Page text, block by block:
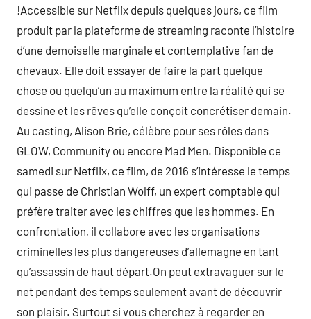
!Accessible sur Netflix depuis quelques jours, ce film
produit par la plateforme de streaming raconte l’histoire
d’une demoiselle marginale et contemplative fan de
chevaux. Elle doit essayer de faire la part quelque
chose ou quelqu’un au maximum entre la réalité qui se
dessine et les rêves qu’elle conçoit concrétiser demain.
Au casting, Alison Brie, célèbre pour ses rôles dans
GLOW, Community ou encore Mad Men. Disponible ce
samedi sur Netflix, ce film, de 2016 s’intéresse le temps
qui passe de Christian Wolff, un expert comptable qui
préfère traiter avec les chiffres que les hommes. En
confrontation, il collabore avec les organisations
criminelles les plus dangereuses d’allemagne en tant
qu’assassin de haut départ.On peut extravaguer sur le
net pendant des temps seulement avant de découvrir
son plaisir. Surtout si vous cherchez à regarder en